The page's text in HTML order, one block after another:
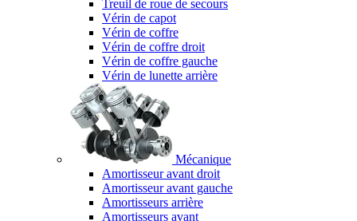
Treuil de roue de secours
Vérin de capot
Vérin de coffre
Vérin de coffre droit
Vérin de coffre gauche
Vérin de lunette arrière
Mécanique
Amortisseur avant droit
Amortisseur avant gauche
Amortisseurs arrière
Amortisseurs avant